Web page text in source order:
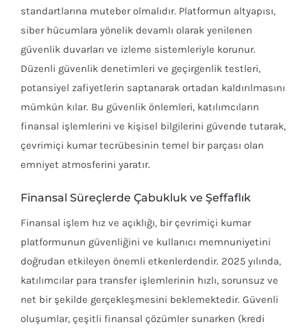
standartlarına muteber olmalıdır. Platformun altyapısı,
siber hücumlara yönelik devamlı olarak yenilenen
güvenlik duvarları ve izleme sistemleriyle korunur.
Düzenli güvenlik denetimleri ve geçirgenlik testleri,
potansiyel zafiyetlerin saptanarak ortadan kaldırılmasını
mümkün kılar. Bu güvenlik önlemleri, katılımcıların
finansal işlemlerini ve kişisel bilgilerini güvende tutarak,
çevrimiçi kumar tecrübesinin temel bir parçası olan
emniyet atmosferini yaratır.
Finansal Süreçlerde Çabukluk ve Şeffaflık
Finansal işlem hız ve açıklığı, bir çevrimiçi kumar
platformunun güvenliğini ve kullanıcı memnuniyetini
doğrudan etkileyen önemli etkenlerdendir. 2025 yılında,
katılımcılar para transfer işlemlerinin hızlı, sorunsuz ve
net bir şekilde gerçekleşmesini beklemektedir. Güvenli
oluşumlar, çeşitli finansal çözümler sunarken (kredi